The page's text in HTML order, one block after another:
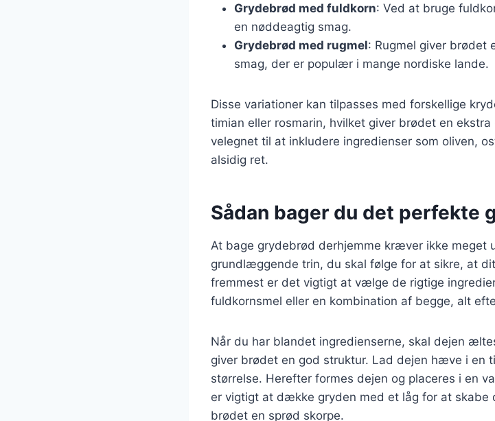
Grydebrød med fuldkorn: Ved at bruge
en nøddeagtig smag.
Grydebrød med rugmel: Rugmel giver
smag, der er populær i mange nordiske lande.
Disse variationer kan tilpasses med forskellige
timian eller rosmarin, hvilket giver brødet en
velegnet til at inkludere ingredienser som oliven,
alsidig ret.
Sådan bager du det perfekte
At bage grydebrød derhjemme kræver ikke meget
grundlæggende trin, du skal følge for at sikre, at
fremmest er det vigtigt at vælge de rigtige
fuldkornsmel eller en kombination af begge, alt
Når du har blandet ingredienserne, skal dejen
giver brødet en god struktur. Lad dejen hæve i en
størrelse. Herefter formes dejen og placeres i en
er vigtigt at dække gryden med et låg for at
brødet en sprød skorpe.